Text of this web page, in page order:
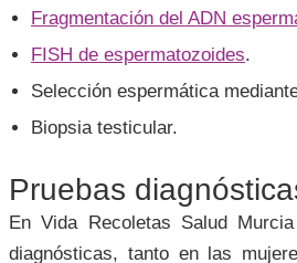
Fragmentación del ADN
FISH de espermatozoides.
Selección espermática
Biopsia testicular.
Pruebas
En Vida Recoletas Salud
diagnósticas, tanto en las